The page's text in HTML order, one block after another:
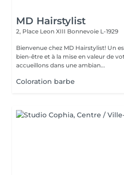
MD Hairstylist
2, Place Leon XIII Bonnevoie L-1929
Bienvenue chez MD Hairstylist! Un
bien-être et à la mise en valeur de votre style.
accueillons dans une ambian...
Coloration barbe